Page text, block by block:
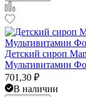
Детский сироп
Мультивитамин
701,30 ₽
В наличии